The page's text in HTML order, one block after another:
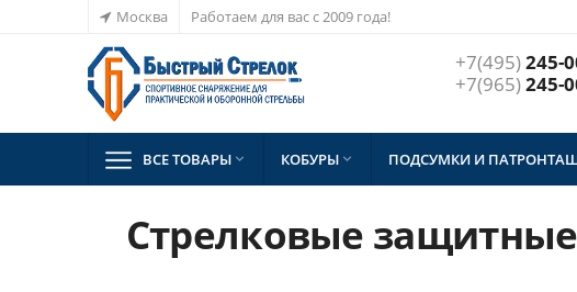
Москва Работаем для вас с 2009 года!
+7(495)245-
+7(965)245-
ВСЕ ТОВАРЫ  КОБУРЫ  ПОДСУМКИ И
Стрелковые